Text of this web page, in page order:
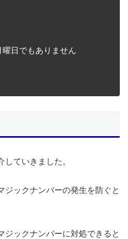
日でもありません
ていきました。
ジックナンバーの発生を防ぐと
ジックナンバーに対処できると